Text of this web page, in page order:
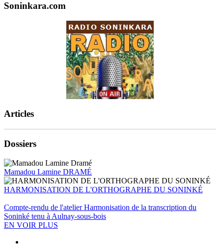
Soninkara.com
Articles
Dossiers
Mamadou Lamine DRAMÉ
HARMONISATION DE L'ORTHOGRAPHE DU SONINKÉ
Compte-rendu de l'atelier Harmonisation de la transcription du
Soninké tenu à Aulnay-sous-bois
EN VOIR PLUS